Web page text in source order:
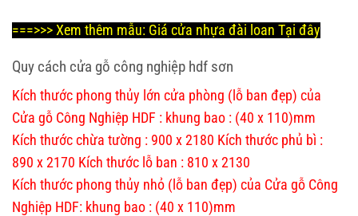
===>>> Xem thêm mẫu: Giá cửa nhựa đài loan Tại đây
Quy cách cửa gỗ công nghiệp hdf sơn
Kích thước phong thủy lớn cửa phòng (lỗ ban đẹp) của
Cửa gỗ Công Nghiệp HDF : khung bao : (40 x 110)mm
Kích thước chừa tường : 900 x 2180 Kích thước phủ bì :
890 x 2170 Kích thước lỗ ban : 810 x 2130
Kích thước phong thủy nhỏ (lỗ ban đẹp) của Cửa gỗ Công
Nghiệp HDF: khung bao : (40 x 110)mm